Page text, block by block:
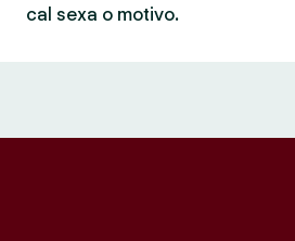
cal sexa o motivo.